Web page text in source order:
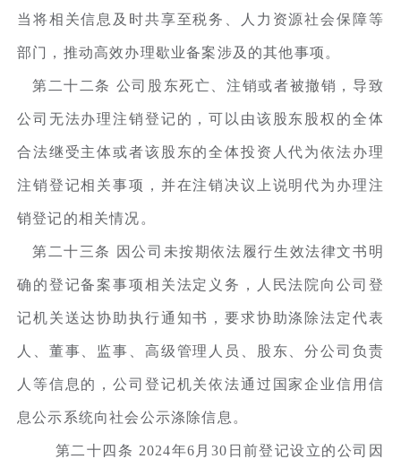
当将相关信息及时共享至税务、人力资源社会保障等
部门，推动高效办理歇业备案涉及的其他事项。
第二十二条 公司股东死亡、注销或者被撤销，导致
公司无法办理注销登记的，可以由该股东股权的全体
合法继受主体或者该股东的全体投资人代为依法办理
注销登记相关事项，并在注销决议上说明代为办理注
销登记的相关情况。
第二十三条 因公司未按期依法履行生效法律文书明
确的登记备案事项相关法定义务，人民法院向公司登
记机关送达协助执行通知书，要求协助涤除法定代表
人、董事、监事、高级管理人员、股东、分公司负责
人等信息的，公司登记机关依法通过国家企业信用信
息公示系统向社会公示涤除信息。
第二十四条 2024年6月30日前登记设立的公司因